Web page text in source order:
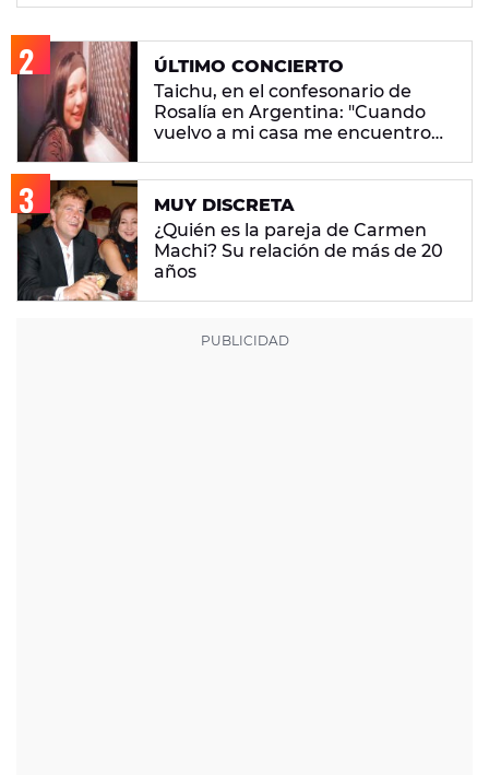
ÚLTIMO CONCIERTO
Taichu, en el confesonario de
Rosalía en Argentina: "Cuando
vuelvo a mi casa me encuentro
MUY DISCRETA
¿Quién es la pareja de Carmen
Machi? Su relación de más de 20
años